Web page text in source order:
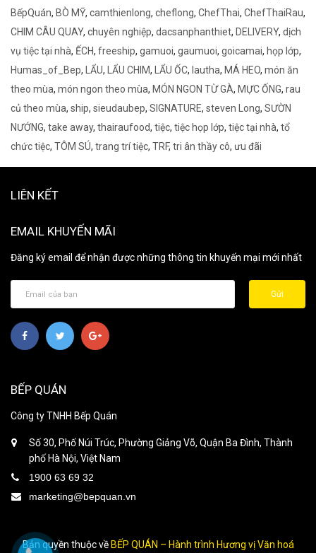
BếpQuán, BÒ MỸ, camthienlong, cheflong, ChefThai, ChefThaiRau,
CHIM CÂU QUAY, chuyên nghiệp, dacsanphanthiet, DELIVERY, dịch
vụ tiệc tại nhà, ẾCH, freeship, gamuoi, gaumuoi, goicamai, họp lớp,
Humas_of_Bep, LẨU, LẨU CHIM, LẨU ỐC, lautha, MÁ HEO, món ăn
theo mùa, món ngon theo mùa, MÓN NGON TỪ GÀ, MỰC ỐNG, rau
củ theo mùa, ship, sieudaubep, SIGNATURE, steven Long, SƯỜN
NƯỚNG, take away, thairaufood, tiệc, tiệc họp lớp, tiệc tại nhà, tổ
chức tiệc, TÔM SÚ, trang trí tiệc, TRF, tri ân thầy cô, ưu đãi
LIÊN KẾT
EMAIL KHUYẾN MÃI
Đăng ký email để nhận được những thông tin khuyến mại mới nhất
Gửi
BẾP QUÁN
Công ty TNHH Bếp Quán
Số 30, Phố Núi Trúc, Phường Giảng Võ, Quận Ba Đình, Thành
phố Hà Nội, Việt Nam
1900 63 69 32
marketing@bepquan.vn
Bản quyền thuộc về BẾP QUÁN – Hành trình Hương vị Văn hoá